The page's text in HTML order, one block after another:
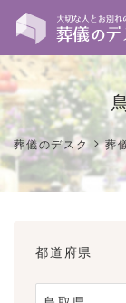
葬儀のデスク >葬
都道府県